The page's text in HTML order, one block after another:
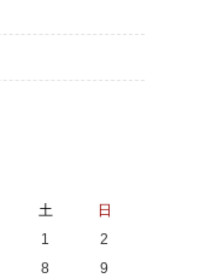
土
日
1
2
8
9